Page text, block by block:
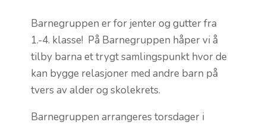
KALENDER
FRIMAT
Barnegruppen er for jenter og gutter fra
1.-4. klasse! På Barnegruppen håper vi å
tilby barna et trygt samlingspunkt hvor de
kan bygge relasjoner med andre barn på
tvers av alder og skolekrets.
Barnegruppen arrangeres torsdager i